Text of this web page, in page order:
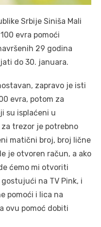
Srbije Siniša Mali
evra pomoći
29 godina
do 30. januara.
zapravo je isti
evra, potom za
su isplaćeni u
trezor je potrebno
matični broj, broj lične
je otvoren račun, a ako
ćemo mi otvoriti
na TV Pink, i
pomoći i lica na
ovu pomoć dobiti